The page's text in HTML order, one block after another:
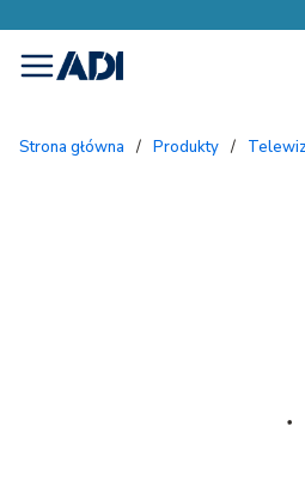
menu
Strona główna / Produkty /